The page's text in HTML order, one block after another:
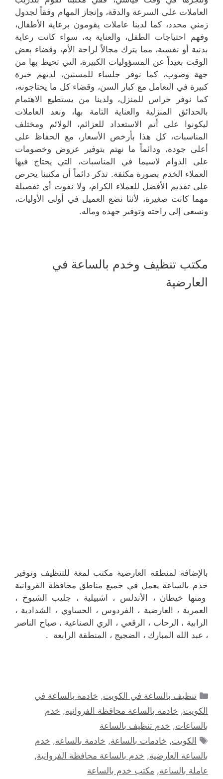
العاملات على السرعة والدقة، وإنجاز المهام وفقاً لجدول
زمني محدد، كما لدينا عاملات يقومون برعاية الأطفال،
وفهم احتياجات الطفل، والعناية به، سواء كانت رعاية
بدنية أو نفسية، مما يترك مجالاً لراحة الأم، وقضاء بعض
الوقت بعيداً عن المسؤوليات الكبيرة، التي تحيط بها من
جهة وصوب، كما نوفر جلساء للمسنين، لديهم خبرة
كبيرة في التعامل مع كبار السن، وقضاء كل ما يحتاجونه،
كما نوفر حراس للمنزل، ولدينا من يستطيع الاهتمام
بالحدائق المنزلية والعناية التامة بها، ونعد العاملات
ليكونوا على أتم الاستعداد للعزائم، الولائم ومختلف
المناسبات، كل هذا بأرخص الأسعار، مع الحفاظ على
أعلى جودة، ودائماً ما نهتم بتوفير عروض وخصومات
على الدوام لاسيما في المناسبات، التي يحتاج فيها
العملاء الخدم بصورة مكثفة. تذكر دائماً أن مكتبنا يحرص
على تقديم الأفضل للعملاء الكرام، ولا نفوت أي تفصيلة
مهما كانت صغيرة، لأننا نضع العميل في أولى الأوليات،
ونسعى إلى راحته وتوفير جهده وماله.
مكتب تنظيف وخدم بالساعة في
العارضية
بالإضافة لمنطقة العارضية مكتب لمعة للتنظيف وتوفير
خدم بالساعة يعمل في جميع مناطق محافظة الفروانية
ومنها خيطان ، الأندلس ، اشبيلية ، جليب الشيوخ ،
العمرية ، العارضية ، الفردوس ، الحساوي ، الشدادية ،
الرابية ، الرحاب ، الرقعي ، الري الصناعية ، صباح الناصر
، عبد الله المبارك ، الضجيج ، المنطقة الرابعة .
التصنيفات
تنظيف بالساعة في الكويت, خادمة بالساعة في
الكويت, خادمة بالساعة محافظة الفروانية, خدم
بالساعات, خدم تنظيف بالساعة
الوسوم
الكويت, خادمات بالساعة, خادمة بالساعة, خدم
بالساعة العارضية, خدم بالساعة محافظة الفروانية,
عاملة بالساعة, مكتب خدم بالساعة